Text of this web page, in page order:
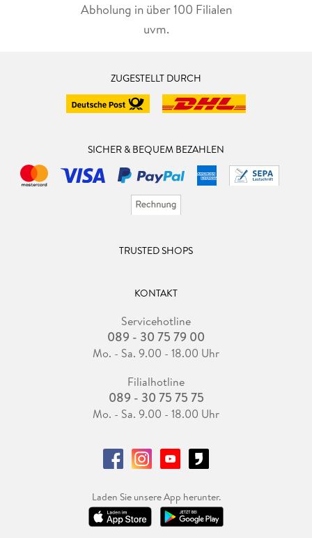
Abholung in über 100 Filialen
uvm.
ZUGESTELLT DURCH
SICHER & BEQUEM BEZAHLEN
TRUSTED SHOPS
KONTAKT
Servicehotline
089 - 30 75 79 00
Mo. - Sa. 9.00 - 18.00 Uhr
Filialhotline
089 - 30 75 75 75
Mo. - Sa. 9.00 - 18.00 Uhr
Laden Sie unsere App herunter.